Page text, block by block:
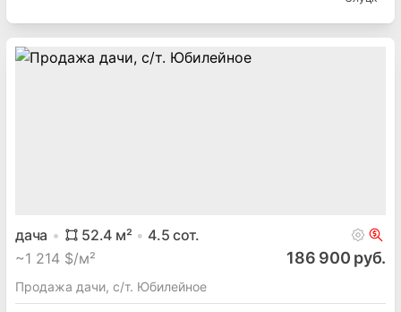
дача 52.4 м² 4.5 сот.
~1 214 $/м² 186 900 руб.
Продажа дачи, с/т. Юбилейное